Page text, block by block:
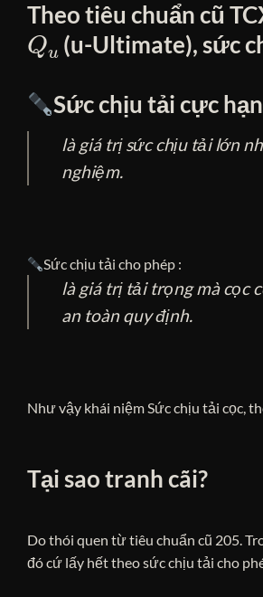
Theo tiêu chuẩn cũ
Qu
(u-Ultimate), sức
Sức chịu tải cực
là giá trị sức chịu tải lớn
nghiệm.
Sức chịu tải cho phép :
là giá trị tải trọng mà cọc
an toàn quy định.
Như vậy khái niệm Sức chịu tải cọc,
Tại sao tranh cãi?
Do thói quen từ tiêu chuẩn cũ 205.
đó cứ lấy hết theo sức chịu tải cho